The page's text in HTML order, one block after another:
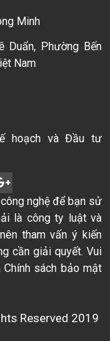
Minh
Duẩn, Phường Bến
Nam
hoạch và Đầu tư
nghệ để bạn sử
là công ty luật và
tham vấn ý kiến
cần giải quyết. Vui
sách bảo mật
Reserved 2019